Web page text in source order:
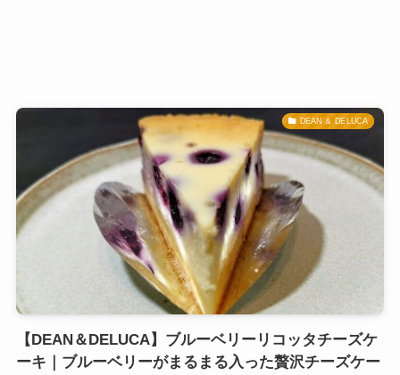
DEAN ＆ DELUCA
【DEAN＆DELUCA】ブルーベリーリコッタチーズケ
ーキ｜ブルーベリーがまるまる入った贅沢チーズケー